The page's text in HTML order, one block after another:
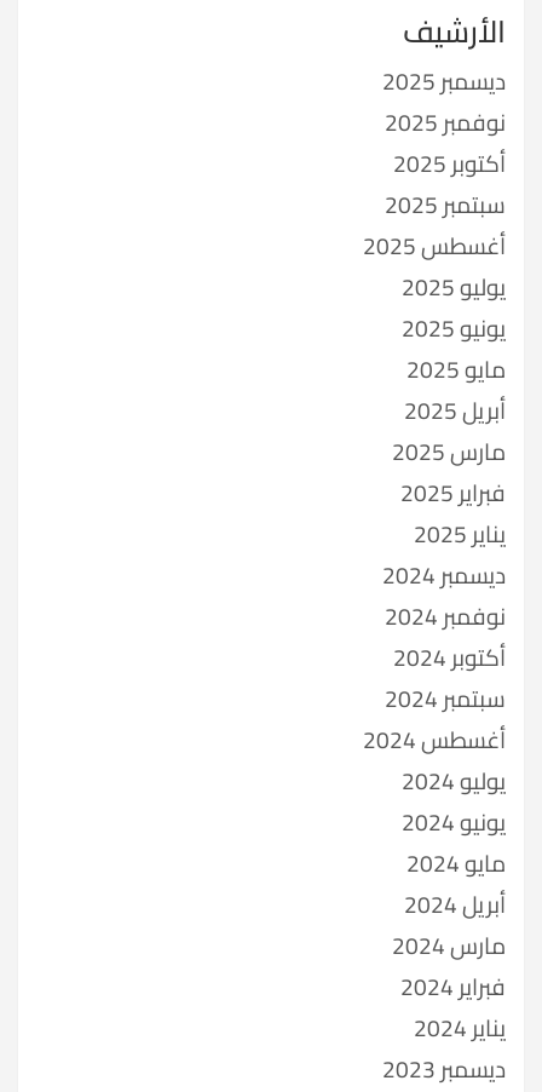
الأرشيف
ديسمبر 2025
نوفمبر 2025
أكتوبر 2025
سبتمبر 2025
أغسطس 2025
يوليو 2025
يونيو 2025
مايو 2025
أبريل 2025
مارس 2025
فبراير 2025
يناير 2025
ديسمبر 2024
نوفمبر 2024
أكتوبر 2024
سبتمبر 2024
أغسطس 2024
يوليو 2024
يونيو 2024
مايو 2024
أبريل 2024
مارس 2024
فبراير 2024
يناير 2024
ديسمبر 2023